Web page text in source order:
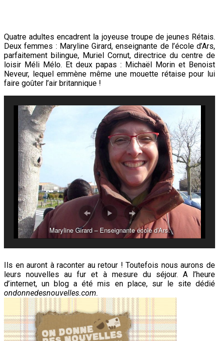
Quatre adultes encadrent la joyeuse troupe de jeunes Rétais.
Deux femmes : Maryline Girard, enseignante de l’école d’Ars,
parfaitement bilingue, Muriel Cornut, directrice du centre de
loisir Méli Mélo. Et deux papas : Michaël Morin et Benoist
Neveur, lequel emmène même une mouette rétaise pour lui
faire goûter l’air britannique !
Maryline Girard – Enseignante école d’Ars.
Ils en auront à raconter au retour ! Toutefois nous aurons de
leurs nouvelles au fur et à mesure du séjour. A l’heure
d’internet, un blog a été mis en place, sur le site dédié
ondonnedesnouvelles.com.